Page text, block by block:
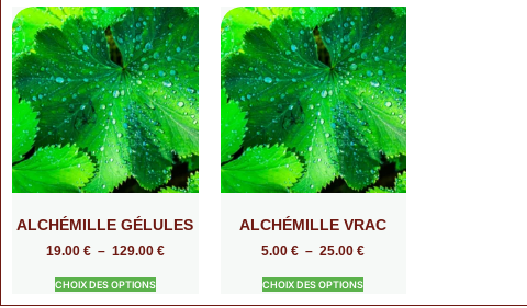
ALCHÉMILLE GÉLULES
19.00 € – 129.00 €
CHOIX DES OPTIONS
ALCHÉMILLE VRAC
5.00€ – 25.00€
CHOIX DES OPTIONS